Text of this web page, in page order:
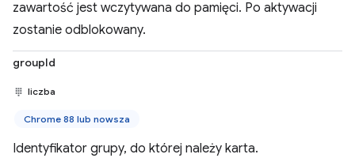
zawartość jest wczytywana do pamięci. Po aktywacji
zostanie odblokowany.
groupId
liczba
Chrome 88 lub nowsza
Identyfikator grupy, do której należy karta.